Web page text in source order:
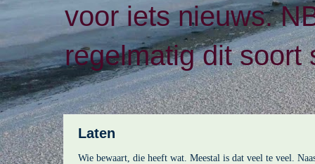
voor iets nieuws.
regelmatig dit soort
Laten
Wie bewaart, die heeft wat. Meestal is dat veel te veel.